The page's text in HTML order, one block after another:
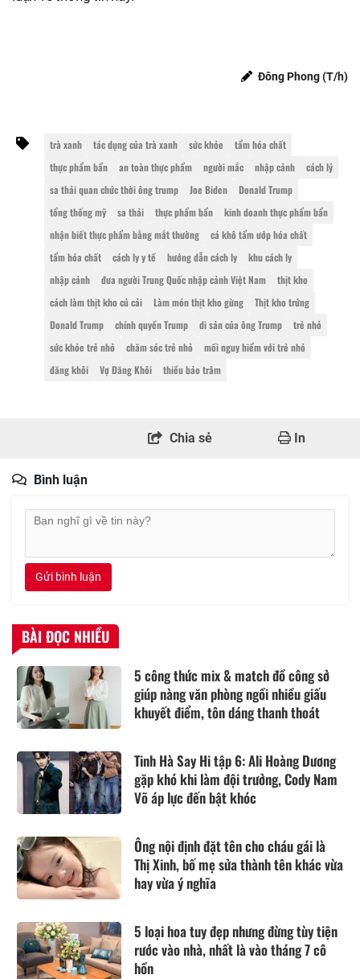
Đông Phong (T/h)
trà xanh tác dụng của trà xanh sức khỏe
tẩm hóa chất
thực phẩm bẩn
an toàn thực phẩm người mắc nhập cảnh
cách lý
sa thải quan chức thời ông trump
Joe Biden
Donald Trump
tổng thống mỹ
sa thải thực phẩm bẩn
kinh doanh thực phẩm bẩn
nhận biết thực phẩm bằng mắt thường
cá khô tẩm ướp hóa chất
tẩm hóa chất
cách ly y tế hướng dẫn cách ly
khu cách ly
nhập cảnh
đưa người Trung Quốc nhập cảnh Việt Nam
thịt kho
cách làm thịt kho củ cải
Làm món thịt kho gừng
Thịt kho trứng
Donald Trump
chính quyền Trump di sản của ông Trump
trẻ nhỏ
sức khỏe trẻ nhỏ
chăm sóc trẻ nhỏ
mối nguy hiểm với trẻ nhỏ
đăng khôi
Vợ Đăng Khôi thiều bảo trâm
Chia sẻ In
Bình luận
Gửi bình luận
BÀI ĐỌC NHIỀU
5 công thức mix & match đồ công sở
giúp nàng văn phòng ngồi nhiều giấu
khuyết điểm, tôn dáng thanh thoát
Tinh Hà Say Hi tập 6: Ali Hoàng Dương
gặp khó khi làm đội trưởng, Cody Nam
Võ áp lực đến bật khóc
Ông nội định đặt tên cho cháu gái là
Thị Xinh, bố mẹ sửa thành tên khác vừa
hay vừa ý nghĩa
5 loại hoa tuy đẹp nhưng đừng tùy tiện
rước vào nhà, nhất là vào tháng 7 cô
hồn